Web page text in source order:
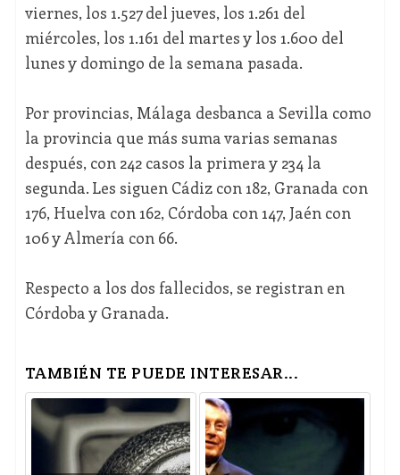
viernes, los 1.527 del jueves, los 1.261 del
miércoles, los 1.161 del martes y los 1.600 del
lunes y domingo de la semana pasada.
Por provincias, Málaga desbanca a Sevilla como
la provincia que más suma varias semanas
después, con 242 casos la primera y 234 la
segunda. Les siguen Cádiz con 182, Granada con
176, Huelva con 162, Córdoba con 147, Jaén con
106 y Almería con 66.
Respecto a los dos fallecidos, se registran en
Córdoba y Granada.
TAMBIÉN TE PUEDE INTERESAR...